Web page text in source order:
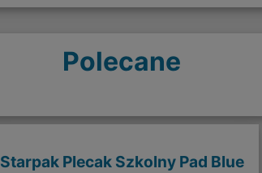
Polecane
Starpak Plecak Szkolny Pad Blue